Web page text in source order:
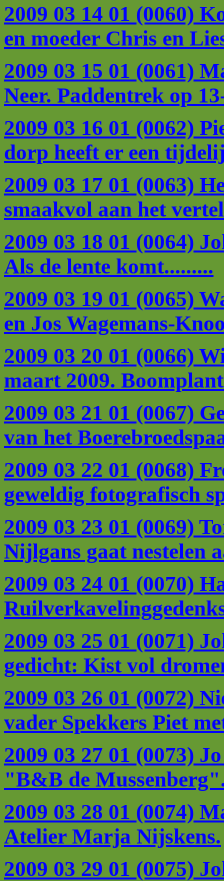
2009 03 14 01 (0060)
en moeder Chris en
2009 03 15 01 (0061)
Neer. Paddentrek op
2009 03 16 01 (0062)
dorp heeft er een
2009 03 17 01 (0063)
smaakvol aan het
2009 03 18 01 (0064)
Als de lente komt.........
2009 03 19 01 (0065)
en Jos Wagemans-
2009 03 20 01 (0066)
maart 2009.
2009 03 21 01 (0067)
van het
2009 03 22 01 (0068)
geweldig fotografisch
2009 03 23 01 (0069)
Nijlgans gaat nestelen
2009 03 24 01 (0070)
2009 03 25 01 (0071)
gedicht: Kist vol
2009 03 26 01 (0072)
vader Spekkers Piet
2009 03 27 01 (0073)
"B&B de
2009 03 28 01 (0074)
Atelier Marja Nijskens.
2009 03 29 01 (0075)